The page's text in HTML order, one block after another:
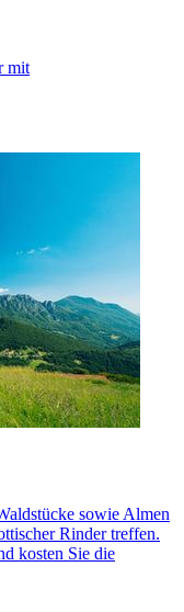
mit
sowie Almen
Rinder treffen.
kosten Sie die